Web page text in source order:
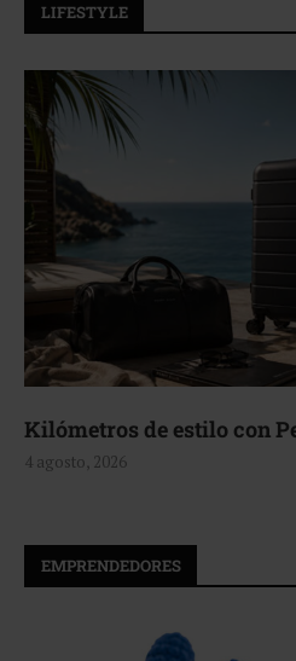
LIFESTYLE
Aerie, texturas que fluyen
4 agosto, 2026
EMPRENDEDORES